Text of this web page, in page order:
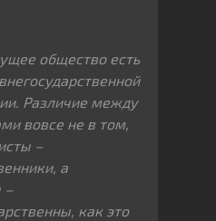
общество есть
Различие между
вовсе не в том,
–
а
–
как это